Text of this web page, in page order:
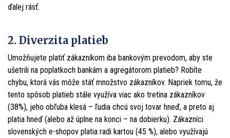
ďalej rásť.
2. Diverzita platieb
Umožňujete platiť zákazníkom iba bankovým prevodom, aby ste
ušetrili na poplatkoch bankám a agregátorom platieb? Robíte
chybu, ktorá vás môže stáť množstvo zákazníkov. Napriek tomu, že
tento spôsob platieb stále využíva viac ako tretina zákazníkov
(38%), jeho obľuba klesá – ľudia chcú svoj tovar hneď, a preto aj
platia hneď (alebo až úplne na konci – na dobierku). Zákazníci
slovenských e-shopov platia radi kartou (45 %), alebo využívajú